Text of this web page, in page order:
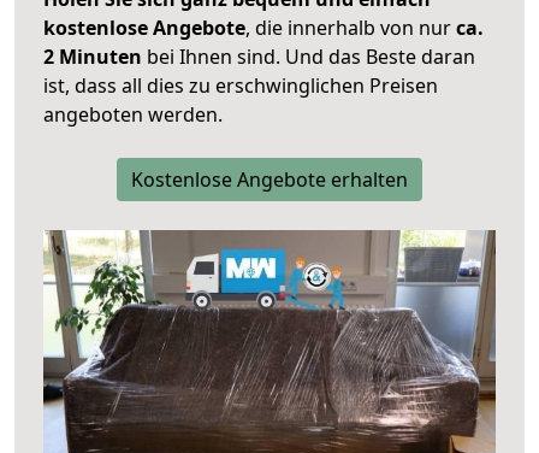
kostenlose Angebote, die innerhalb von nurca.
2 Minuten bei Ihnen sind. Und das Beste daran
ist, dass all dies zu erschwinglichen Preisen
angeboten werden.
Kostenlose Angebote erhalten